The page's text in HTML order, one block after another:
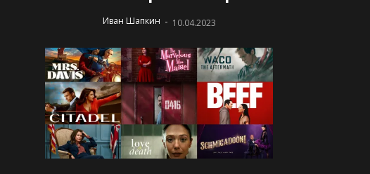
Иван Шапкин - 10.04.2023